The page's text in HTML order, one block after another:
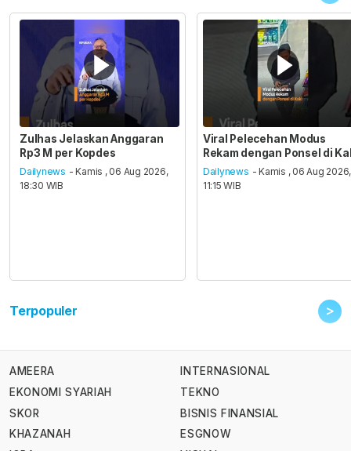
Zulhas Jelaskan Anggaran
Rp3 M per Kopdes
Dailynews - Kamis , 06 Aug 2026,
18:30 WIB
Viral Pelecehan Modus
Rekam dengan Ponsel di
Dailynews - Kamis , 06 Aug 2026,
11:15 WIB
Terpopuler >
AMEERA
EKONOMI SYARIAH
SKOR
KHAZANAH
INTERNASIONAL
TEKNO
BISNIS FINANSIAL
ESGNOW